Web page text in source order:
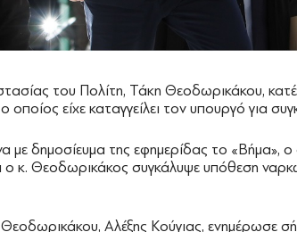
του Πολίτη, Τάκη Θεοδωρικάκου,
είχε καταγγείλει τον υπουργό για
με δημοσίευμα της εφημερίδας το «Βήμα»,
ο κ. Θεοδωρικάκος συγκάλυψε υπόθεση
Αλέξης Κούγιας, ενημέρωσε